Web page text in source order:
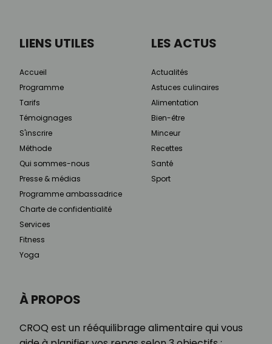
À PROPOS
CROQ est un rééquilibrage alimentaire qui vous
LIENS UTILES
Accueil
Programme
Tarifs
Témoignages
S'inscrire
Méthode
Qui sommes-nous
Presse & médias
Programme ambassadrice
Charte de confidentialité
Services
Fitness
Yoga
LES ACTUS
Actualités
Astuces culinaires
Alimentation
Bien-être
Minceur
Recettes
Santé
Sport